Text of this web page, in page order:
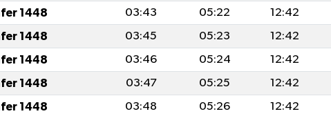
1448 03:43 05:22 12:42
1448 03:45 05:23 12:42
1448 03:46 05:24 12:42
1448 03:47 05:25 12:42
1448 03:48 05:26 12:42